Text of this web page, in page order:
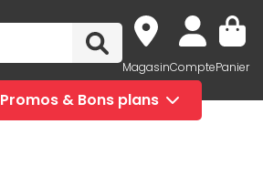
MagasinComptePanier
Promos & Bons plans